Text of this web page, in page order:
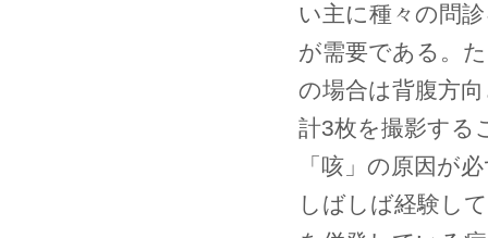
い主に種々の問
が需要である。
の場合は背腹方
計3枚を撮影する
「咳」の原因が
しばしば経験し